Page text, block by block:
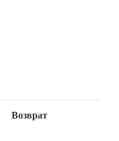
Возврат